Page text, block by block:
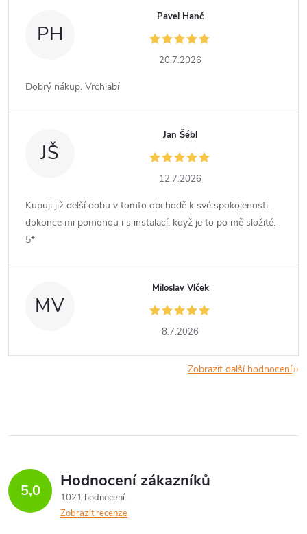
PH
Pavel Hanč
20.7.2026
Dobrý nákup. Vrchlabí
JŠ
Jan Šébl
12.7.2026
Kupuji již delší dobu v tomto obchodě k své spokojenosti.
dokonce mi pomohou i s instalací, když je to po mě složité.
5*
MV
Miloslav Vlček
8.7.2026
Zobrazit další hodnocení
5,0 Hodnocení zákazníků
1021 hodnocení
Zobrazit recenze